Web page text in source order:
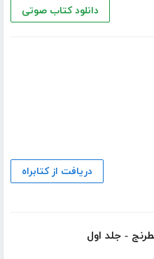
دانلود کتاب صوتی
دریافت از کتابراه
- جلد اول